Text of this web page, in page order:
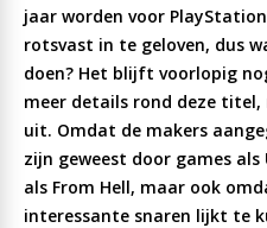
jaar worden voor
rotsvast in te geloven, dus
doen? Het blijft voorlopig
meer details rond deze
uit. Omdat de makers
zijn geweest door games
als From Hell, maar ook
interessante snaren lijkt te